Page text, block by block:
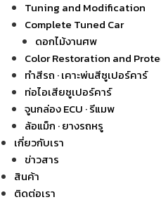
Tuning and Modification
Complete Tuned Car
ดอกไม้งานศพ
Color Restoration and
ทำสีรถ · เคาะพ่นสีซูเปอร์คาร์
ท่อไอเสียซูเปอร์คาร์
จูนกล่อง ECU · รีแมพ
ล้อแม็ก · ยางรถหรู
เกี่ยวกับเรา
ข่าวสาร
สินค้า
ติดต่อเรา